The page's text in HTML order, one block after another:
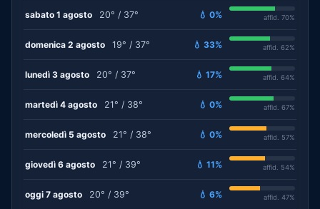
sabato 1 agosto 20° / 37° 💧 0% affid. 70%
domenica 2 agosto 19° / 37° 💧 33% affid. 62%
lunedì 3 agosto 20° / 37° 💧 17% affid. 64%
martedì 4 agosto 21° / 38° 💧 0% affid. 67%
mercoledì 5 agosto 21° / 38° 💧 0% affid. 57%
giovedì 6 agosto 21° / 39° 💧 11% affid. 54%
oggi 7 agosto 20° / 39° 💧 6% affid. 47%